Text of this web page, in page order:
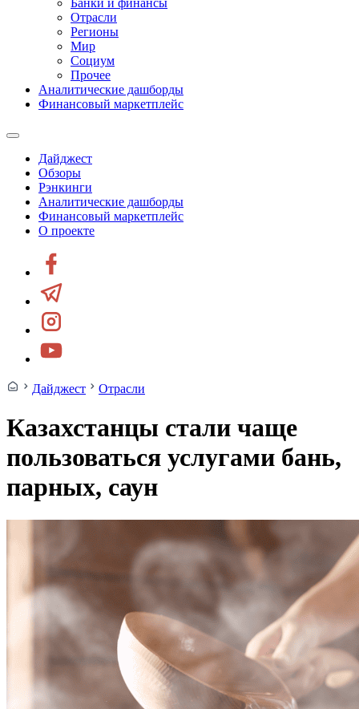
Банки и финансы
Отрасли
Регионы
Мир
Социум
Прочее
Аналитические дашборды
Финансовый маркетплейс
Дайджест
Обзоры
Рэнкинги
Аналитические дашборды
Финансовый маркетплейс
О проекте
Дайджест Отрасли
Казахстанцы стали чаще
пользоваться услугами бань,
парных, саун